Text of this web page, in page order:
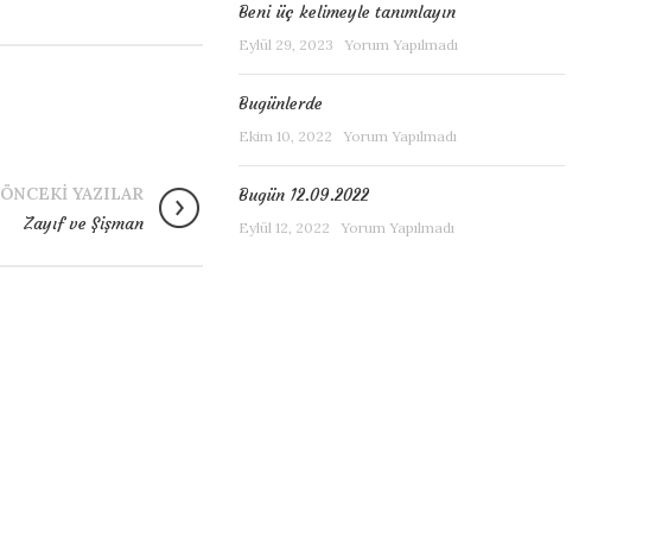
ÖNCEKI YAZILAR
Zayıf ve Şişman
Beni üç kelimeyle tanımlayın
Eylül 29, 2023 Yorum Yapılmadı
Bugünlerde
Ekim 10, 2022 Yorum Yapılmadı
Bugün 12.09.2022
Eylül 12, 2022 Yorum Yapılmadı